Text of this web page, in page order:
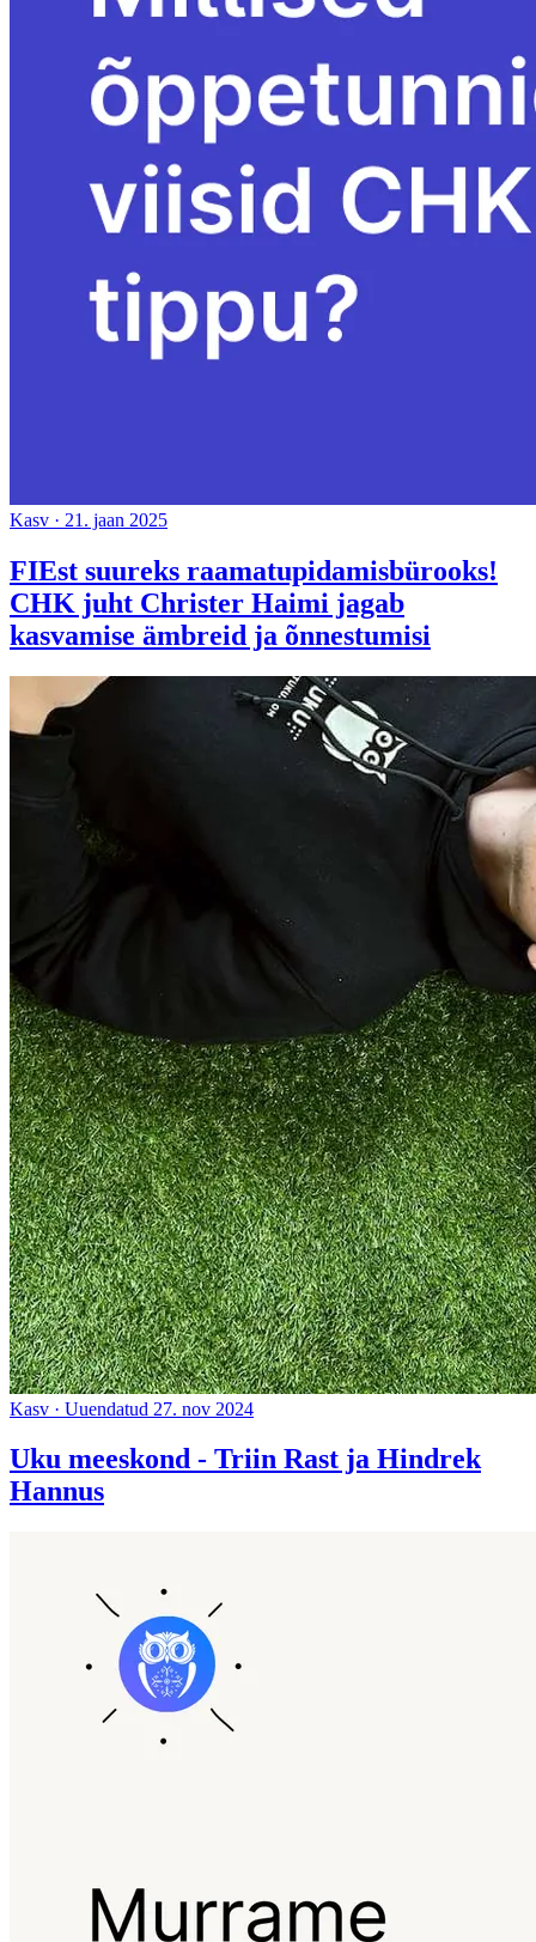
Kasv · 21. jaan 2025
FIEst suureks raamatupidamisbürooks!
CHK juht Christer Haimi jagab
kasvamise ämbreid ja õnnestumisi
Kasv · Uuendatud 27. nov 2024
Uku meeskond - Triin Rast ja Hindrek
Hannus